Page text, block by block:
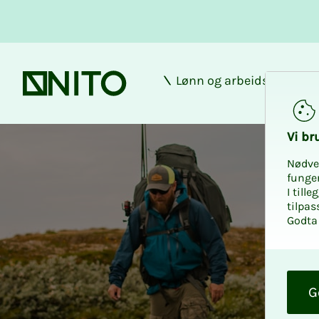
Forsiden
Lønn og arbeidsforhold
Rabatt hos Skitt Vi
I